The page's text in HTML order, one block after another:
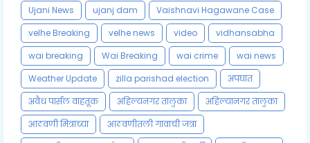
Ujani News ujanj dam
Vaishnavi Hagawane Case
velhe Breaking
velhe news video
vidhansabha
wai breaking
Wai Breaking wai crime
wai news
Weather Update
zilla parishad election
अपघात
अवैध पार्सल वाहतूक
अहिल्यनगर तालुका
अहिल्यानगर तालुका
आठवणी मित्राच्या
आठवणीतली गावाची जत्रा